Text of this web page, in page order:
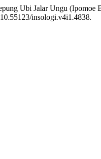
Ubi Jalar Ungu (Ipomoe
insologi.v4i1.4838.